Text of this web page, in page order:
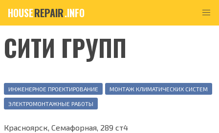
HOUSEREPAIR.INFO
СИТИ ГРУПП
ИНЖЕНЕРНОЕ ПРОЕКТИРОВАНИЕ МОНТАЖ КЛИМАТИЧЕСКИХ СИСТЕМ
ЭЛЕКТРОМОНТАЖНЫЕ РАБОТЫ
Красноярск, Семафорная, 289 ст4